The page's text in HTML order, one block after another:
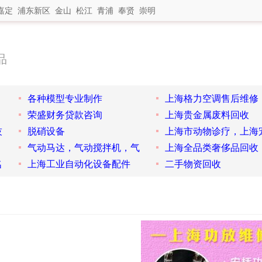
定 浦东新区 金山 松江 青浦 奉贤 崇明
各种模型专业制作
上海格力空调售后维修
荣盛财务贷款咨询
上海贵金属废料回收
脱硝设备
上海市动物诊疗，上海
气动马达，气动搅拌机，气
上海全品类奢侈品回收
上海工业自动化设备配件 二手物资回收